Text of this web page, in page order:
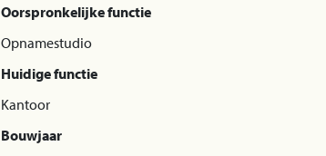
Oorspronkelijke functie
Opnamestudio
Huidige functie
Kantoor
Bouwjaar